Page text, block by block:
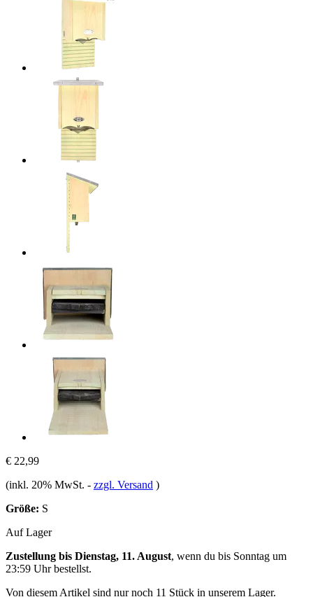
€ 22,99
(inkl. 20% MwSt. - zzgl. Versand )
Größe: S
Auf Lager
Zustellung bis Dienstag, 11. August, wenn du bis Sonntag um
23:59 Uhrbestellst.
Von diesem Artikel sind nur noch 11 Stück in unserem Lager.